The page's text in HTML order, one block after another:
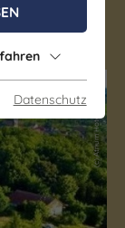
(c) Atrium Hotel Amadeus
(c) Atrium Hotel Amadeus
Datenschutz